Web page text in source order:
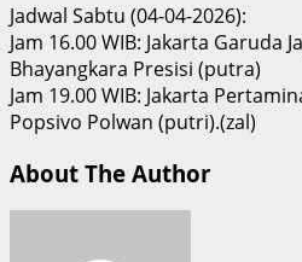
Jadwal Sabtu (04-04-2026):
Jam 16.00 WIB: Jakarta Garuda
Bhayangkara Presisi (putra)
Jam 19.00 WIB: Jakarta
Popsivo Polwan (putri).(zal)
About The Author